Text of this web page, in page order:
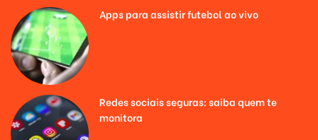
Apps para assistir futebol ao vivo
Redes sociais seguras: saiba quem te
monitora